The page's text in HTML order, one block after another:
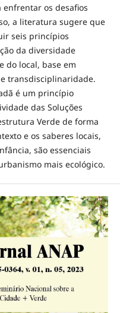
os desafios
a literatura sugere que
seis princípios
da diversidade
do local, base em
transdisciplinaridade.
é um princípio
das Soluções
Verde de forma
e os saberes locais,
são essenciais
mais ecológico.